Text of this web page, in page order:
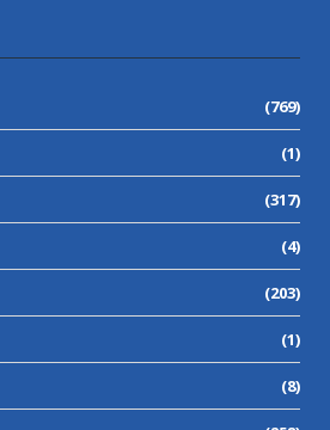
(769)
(1)
(317)
(4)
(203)
(1)
(8)